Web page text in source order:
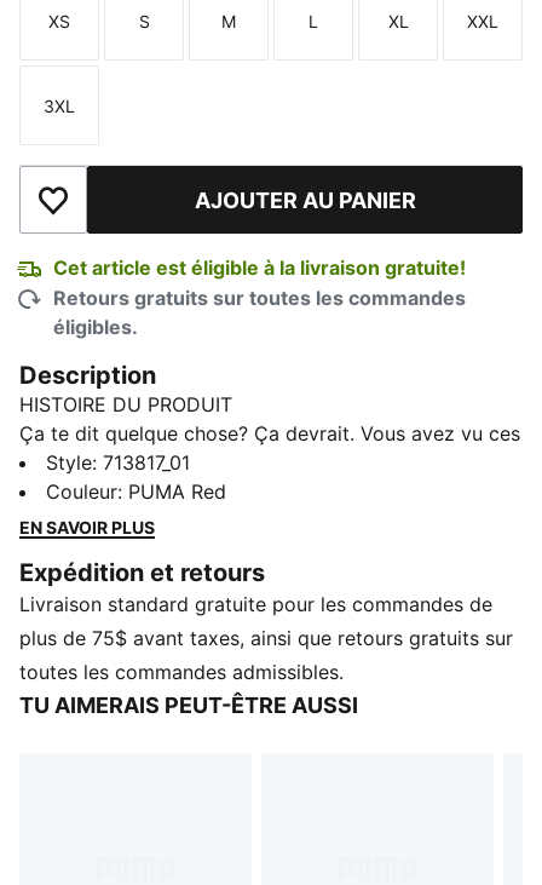
Taille
XS
Taille
S
Taille
M
Taille
L
Taille
XL
Taille
XXL
Taille
3XL
Ajouter à la liste de souhaits
AJOUTER AU PANIER
Cet article est éligible à la livraison gratuite!
Retours gratuits sur toutes les commandes
éligibles.
Description
HISTOIRE DU PRODUIT
Ça te dit quelque chose? Ça devrait. Vous avez vu ces
vêtements sur la grille de départ, vous pouvez
maintenant les porter. Avec une sélection de t-shirts,
chandails à capuchon et autres vêtements inspirés des
SCUDERIA FERRARI HP réplique est conçue pour les
Tifosi qui osent foncer à toute vitesse vers l'avenir et
tracer leur propre chemin. Porté par les pilotes pour la
saison 2026, ce blouson aviateur authentique est doté
des couleurs emblématiques de la Scuderia Ferrari.
Style: 713817_01
Couleur: PUMA Red
EN SAVOIR PLUS
Expédition et retours
Livraison standard gratuite pour les commandes de
plus de 75$ avant taxes, ainsi que retours gratuits sur
toutes les commandes admissibles.
TU AIMERAIS PEUT-ÊTRE AUSSI